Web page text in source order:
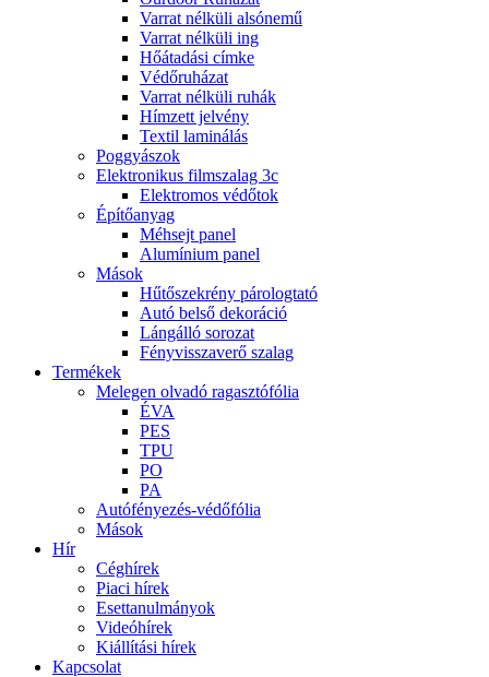
Varrat nélküli alsónemű
Varrat nélküli ing
Hőátadási címke
Védőruházat
Varrat nélküli ruhák
Hímzett jelvény
Textil laminálás
Poggyászok
Elektronikus filmszalag 3c
Elektromos védőtok
Építőanyag
Méhsejt panel
Alumínium panel
Mások
Hűtőszekrény párologtató
Autó belső dekoráció
Lángálló sorozat
Fényvisszaverő szalag
Termékek
Melegen olvadó ragasztófólia
ÉVA
PES
TPU
PO
PA
Autófényezés-védőfólia
Mások
Hír
Céghírek
Piaci hírek
Esettanulmányok
Videóhírek
Kiállítási hírek
Kapcsolat